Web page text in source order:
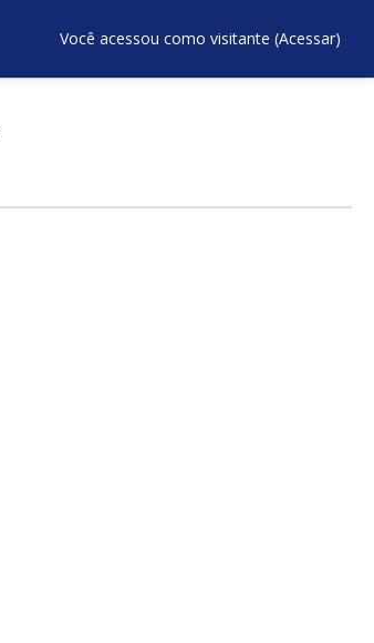
Você acessou como visitante (Acessar)